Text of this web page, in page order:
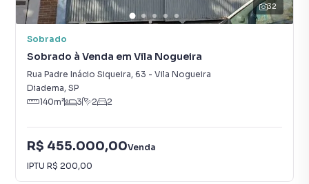
32
Sobrado
Sobrado à Venda em Vila Nogueira
Rua Padre Inácio Siqueira, 63 - Vila Nogueira
Diadema, SP
140m² 3 2 2
R$ 455.000,00Venda
IPTU R$ 200,00